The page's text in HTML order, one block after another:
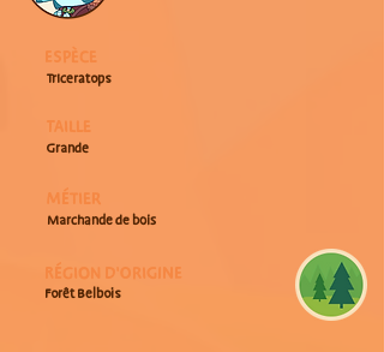
ESPÈCE
Triceratops
TAILLE
Grande
MÉTIER
Marchande de bois
RÉGION D'ORIGINE
Forêt Belbois